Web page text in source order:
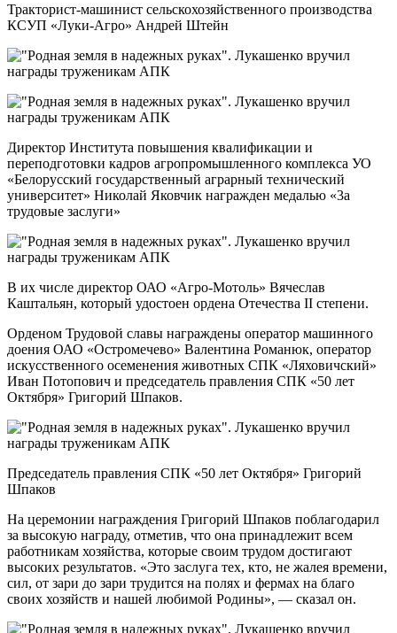
Тракторист-машинист сельскохозяйственного производства
КСУП «Луки-Агро» Андрей Штейн
Директор Института повышения квалификации и
переподготовки кадров агропромышленного комплекса УО
«Белорусский государственный аграрный технический
университет» Николай Яковчик награжден медалью «3а
трудовые заслуги»
В их числе директор ОАО «Агро-Мотоль» Вячеслав
Каштальян, который удостоен ордена Отечества II степени.
Орденом Трудовой славы награждены оператор машинного
доения ОАО «Остромечево» Валентина Романюк, оператор
искусственного осеменения животных СПК «Ляховичский»
Иван Потопович и председатель правления СПК «50 лет
Октября» Григорий Шпаков.
Председатель правления СПК «50 лет Октября» Григорий
Шпаков
На церемонии награждения Григорий Шпаков поблагодарил
за высокую награду, отметив, что она принадлежит всем
работникам хозяйства, которые своим трудом достигают
высоких результатов. «Это заслуга тех, кто, не жалея времени,
сил, от зари до зари трудится на полях и фермах на благо
своих хозяйств и нашей любимой Родины», — сказал он.